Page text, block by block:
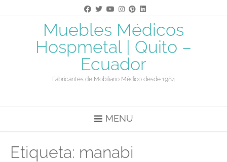
Muebles Médicos
Hospmetal | Quito –
Ecuador
Fabricantes de Mobiliario Médico desde 1984
MENU
Etiqueta: manabi